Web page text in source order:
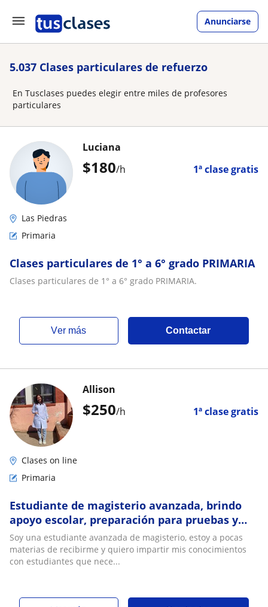
Anunciarse
5.037 Clases particulares de refuerzo
En Tusclases puedes elegir entre miles de profesores
particulares
$180/h 1ª clase gratis
Luciana
Las Piedras
Primaria
Clases particulares de 1° a 6° grado PRIMARIA
Clases particulares de 1° a 6° grado PRIMARIA.
ver más Contactar
$250/h 1ª clase gratis
Allison
Clases on line
Primaria
Estudiante de magisterio avanzada, brindo
apoyo escolar, preparación para pruebas y
brindo clases personalizadas
Soy una estudiante avanzada de magisterio, estoy a pocas
materias de recibirme y quiero impartir mis conocimientos
con estudiantes que nece...